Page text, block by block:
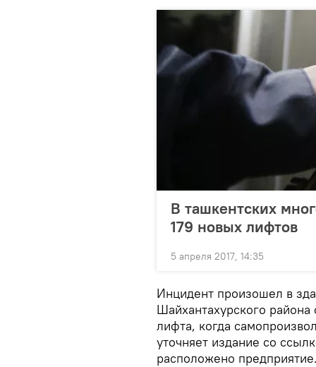
В ташкентских
179 новых лифтов
5 апреля 2017, 14:35
Инцидент произошел в
Шайхантахурского
лифта, когда
уточняет издание со
расположено предприятие.